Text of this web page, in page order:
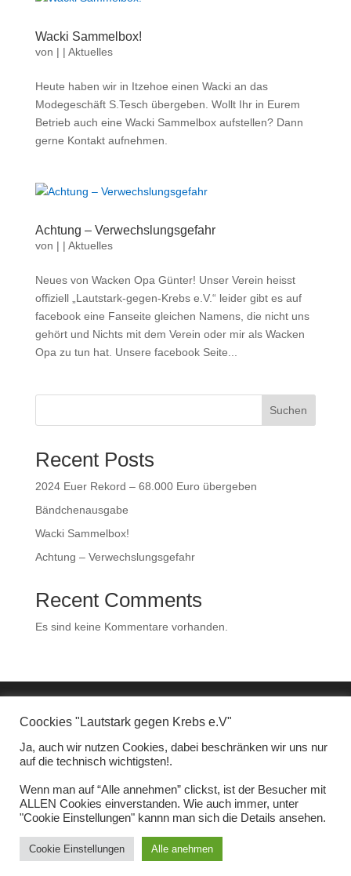
Wacki Sammelbox!
von | | Aktuelles
Heute haben wir in Itzehoe einen Wacki an das
Modegeschäft S.Tesch übergeben. Wollt Ihr in Eurem
Betrieb auch eine Wacki Sammelbox aufstellen? Dann
gerne Kontakt aufnehmen.
Achtung – Verwechslungsgefahr
von | | Aktuelles
Neues von Wacken Opa Günter! Unser Verein heisst
offiziell „Lautstark-gegen-Krebs e.V.“ leider gibt es auf
facebook eine Fanseite gleichen Namens, die nicht uns
gehört und Nichts mit dem Verein oder mir als Wacken
Opa zu tun hat. Unsere facebook Seite...
Suchen
Recent Posts
2024 Euer Rekord – 68.000 Euro übergeben
Bändchenausgabe
Wacki Sammelbox!
Achtung – Verwechslungsgefahr
Recent Comments
Es sind keine Kommentare vorhanden.
Design - www.3base.de / Fotos Dirk Jacobs
Coockies "Lautstark gegen Krebs e.V"
Ja, auch wir nutzen Cookies, dabei beschränken wir uns nur
auf die technisch wichtigsten!.
Wenn man auf “Alle annehmen” clickst, ist der Besucher mit
ALLEN Cookies einverstanden. Wie auch immer, unter
"Cookie Einstellungen" kannn man sich die Details ansehen.
Cookie Einstellungen Alle anehmen